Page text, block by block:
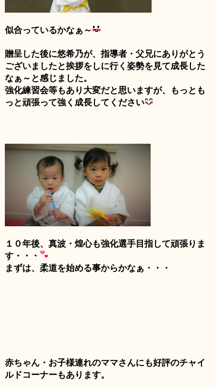
似合っているかなぁ～
贈呈した後に悠希乃が、指導者・父兄にありがとう
ございましたと挨拶をしに行く姿勢を見て成長した
なぁ～と感じました。
強化練習会等もあり大変だと思いますが、もっとも
っと頑張って強く成長してください
１０年後、真波・煌心も強化選手目指して頑張りま
す・・・
まずは、柔道を始める事からかなぁ・・・
赤ちゃん・お子様連れのママさんにも好評のチャイ
ルドコーナーもあります。